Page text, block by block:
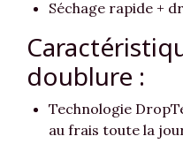
Séchage rapide +
doublure :
Technologie
au frais toute la